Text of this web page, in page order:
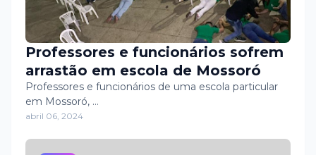
Professores e funcionários sofrem
arrastão em escola de Mossoró
Professores e funcionários de uma escola particular
em Mossoró, …
abril 06, 2024